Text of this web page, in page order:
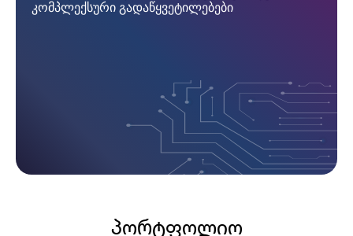
კომპლექსური გადაწყვეტილებები
პორტფოლიო